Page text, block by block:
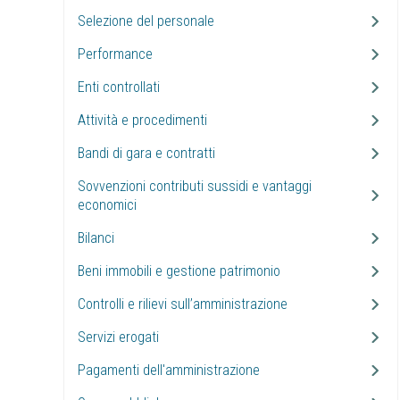
Selezione del personale
Performance
Enti controllati
Attività e procedimenti
Bandi di gara e contratti
Sovvenzioni contributi sussidi e vantaggi
economici
Bilanci
Beni immobili e gestione patrimonio
Controlli e rilievi sull’amministrazione
Servizi erogati
Pagamenti dell'amministrazione